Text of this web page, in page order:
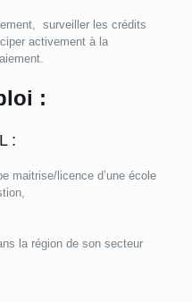
surveiller les crédits
activement à la
:
:
maitrise/licence d’une école
la région de son secteur